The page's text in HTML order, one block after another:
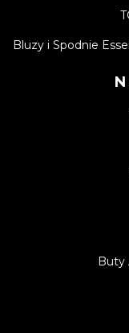
Bluzy i Spodnie
Buty